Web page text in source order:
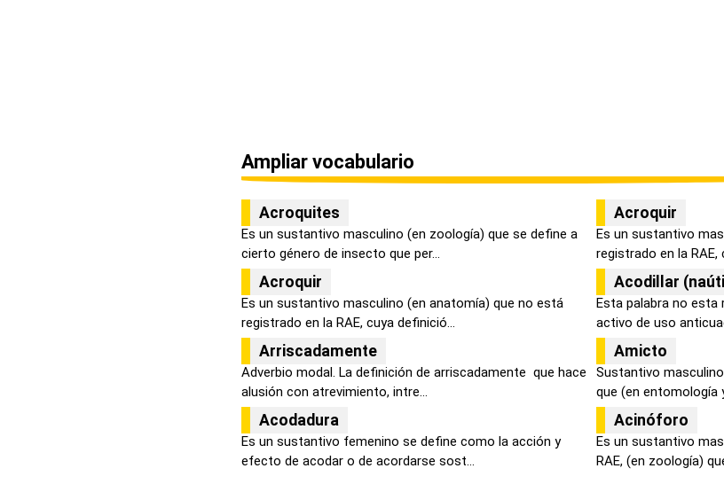
Ampliar vocabulario
Acroquites
Es un sustantivo masculino (en zoología) que se define a
cierto género de insecto que per...
Acroquir
Es un sustantivo
registrado en la RAE,
Acroquir
Es un sustantivo masculino (en anatomía) que no está
registrado en la RAE, cuya definició...
Acodillar
Esta palabra no esta
activo de uso
Arriscadamente
Adverbio modal. La definición de arriscadamente que hace
alusión con atrevimiento, intre...
Amicto
Sustantivo
que (en entomología
Acodadura
Es un sustantivo femenino se define como la acción y
efecto de acodar o de acordarse sost...
Acinóforo
Es un sustantivo
RAE, (en zoología)